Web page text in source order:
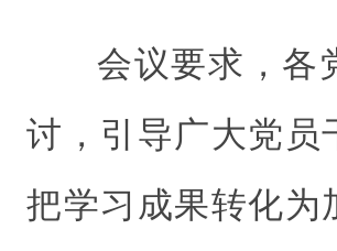
会议要求，各
讨，引导广大党员
把学习成果转化为